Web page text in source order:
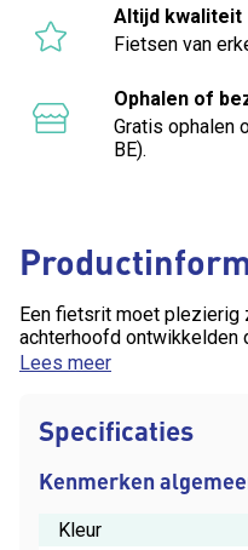
Een fietsrit moet plezierig
achterhoofd ontwikkelden
C8 HMB. Met de Bosch
weer snel en
afwerking verhoogt het
Lees meer
Specificaties
Kenmerken
Kleur
Altijd kwaliteit
Fietsen van
Ophalen of
Gratis ophalen
BE).